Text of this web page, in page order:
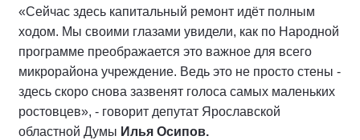
«Сейчас здесь капитальный ремонт идёт полным
ходом. Мы своими глазами увидели, как по Народной
программе преображается это важное для всего
микрорайона учреждение. Ведь это не просто стены -
здесь скоро снова зазвенят голоса самых маленьких
ростовцев», - говорит депутат Ярославской
областной Думы Илья Осипов.